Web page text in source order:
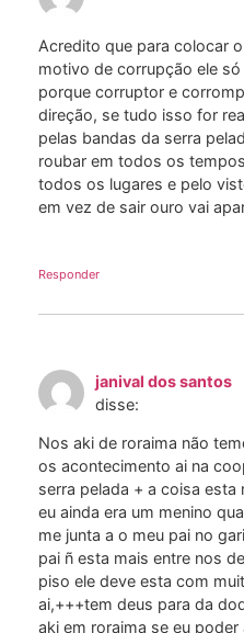
Acredito que para colocar
motivo de corrupção ele
porque corruptor e
direção, se tudo isso for
pelas bandas da serra
roubar em todos os
todos os lugares e pelo
em vez de sair ouro vai
Responder
janival dos santos
disse:
Nos aki de roraima não
os acontecimento ai na
serra pelada + a coisa esta
eu ainda era um menino
me junta a o meu pai no
pai ñ esta mais entre nos
piso ele deve esta com
ai,+++tem deus para da
aki em roraima se eu